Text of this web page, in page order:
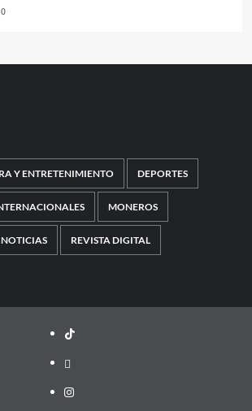
0
Y ENTRETENIMIENTO DEPORTES
MONEROS
NOTICIAS REVISTA DIGITAL
TikTok
threads
Instagram